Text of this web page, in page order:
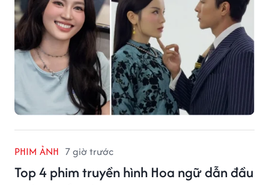
PHIM ẢNH 7 giờ trước
Top 4 phim truyền hình Hoa ngữ dẫn đầu